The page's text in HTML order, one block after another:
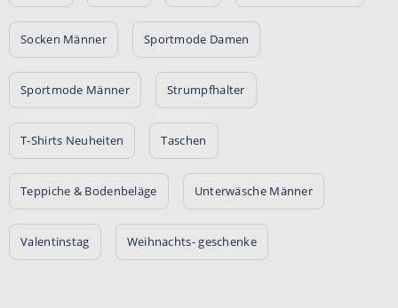
Socken Männer Sportmode Damen
Sportmode Männer Strumpfhalter
T-Shirts Neuheiten Taschen
Teppiche & Bodenbeläge Unterwäsche Männer
Valentinstag Weihnachts- geschenke